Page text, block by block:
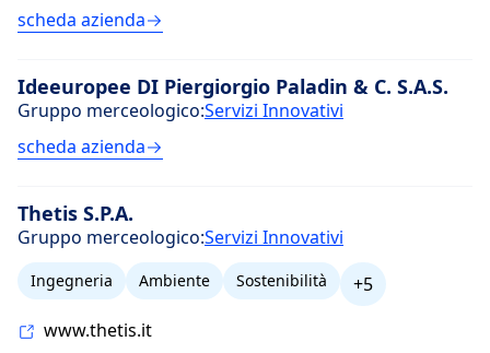
scheda azienda
Ideeuropee DI Piergiorgio Paladin & C. S.A.S.
Gruppo merceologico:Servizi Innovativi
scheda azienda
Thetis S.P.A.
Gruppo merceologico:Servizi Innovativi
Ingegneria Ambiente Sostenibilità
+5
www.thetis.it